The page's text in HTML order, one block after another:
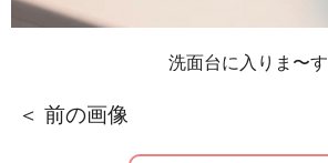
洗面台に入りま〜す
＜ 前の画像